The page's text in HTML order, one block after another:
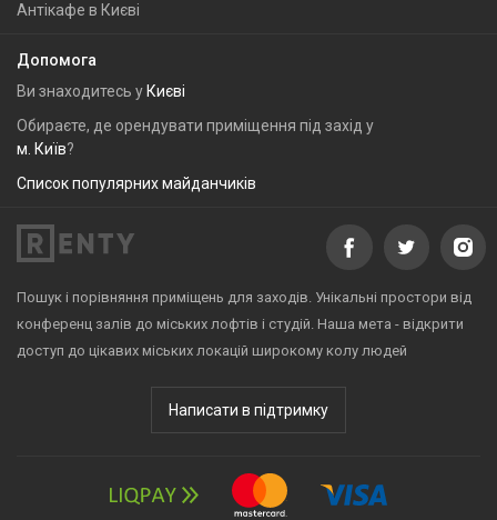
Антікафе в Києві
Допомога
Ви знаходитесь у Києві
Обираєте, де орендувати приміщення під захід у
м. Київ?
Список популярних майданчиків
Пошук і порівняння приміщень для заходів. Унікальні простори від
конференц залів до міських лофтів і студій. Наша мета - відкрити
доступ до цікавих міських локацій широкому колу людей
Написати в підтримку